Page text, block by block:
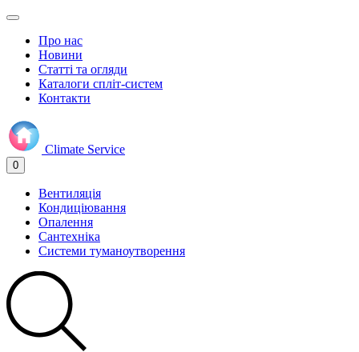
Про нас
Новини
Статті та огляди
Каталоги спліт-систем
Контакти
Climate Service
0
Вентиляція
Кондиціювання
Опалення
Сантехніка
Системи туманоутворення